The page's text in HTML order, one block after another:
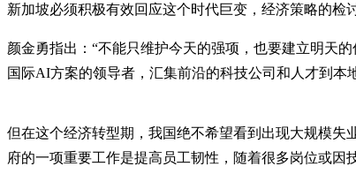
新加坡必须积极有效回应这个时代巨变，经济策略的检
颜金勇指出：“不能只维护今天的强项，也要建立明天
国际AI方案的领导者，汇集前沿的科技公司和人才到本
但在这个经济转型期，我国绝不希望看到出现大规模
府的一项重要工作是提高员工韧性，随着很多岗位或因